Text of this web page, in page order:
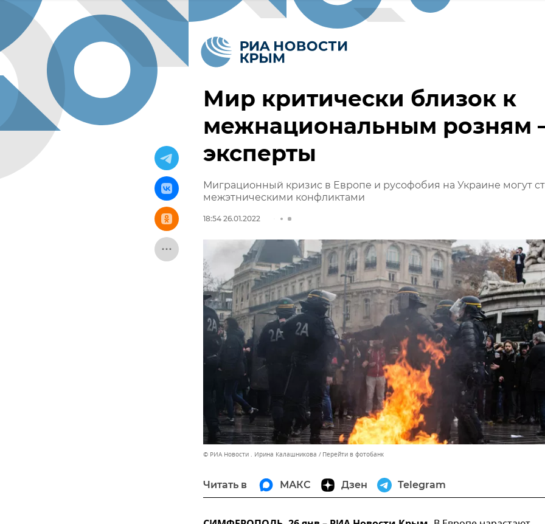
Мир критически близок к
межнациональным розням
эксперты
Миграционный кризис в Европе и русофобия на Украине могут
межэтническими конфликтами
18:54 26.01.2022
© РИА Новости . Ирина Калашникова Перейти в фотобанк
Читать в МАКС Дзен Telegram